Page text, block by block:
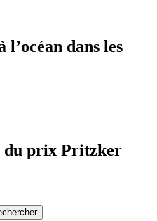
dans les
du prix Pritzker